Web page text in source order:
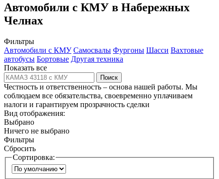
Автомобили с КМУ в Набережных
Челнах
Фильтры
Автомобили с КМУ Самосвалы Фургоны Шасси Вахтовые
автобусы Бортовые Другая техника
Показать все
Поиск
Честность и ответственность – основа нашей работы. Мы
соблюдаем все обязательства, своевременно уплачиваем
налоги и гарантируем прозрачность сделки
Вид отображения:
Выбрано
Ничего не выбрано
Фильтры
Сбросить
Сортировка: